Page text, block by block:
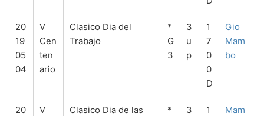
20
19
05
04
V
Cen
ten
ario
Clasico Dia del
Trabajo
*
G
3
3
u
p
1
7
0
0
D
Gio
Mam
bo
20
V
Clasico Dia de las
*
3
1
Mam